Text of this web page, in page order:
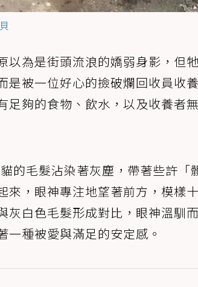
以為是街頭流浪的嬌弱身影，但
是被一位好心的撿破爛回收員收
足夠的食物、飲水，以及收養者
的毛髮沾染著灰塵，帶著些許「
來，眼神專注地望著前方，模樣
灰白色毛髮形成對比，眼神溫馴
種被愛與滿足的安定感。